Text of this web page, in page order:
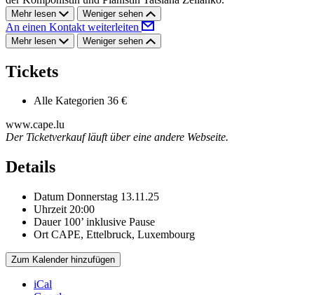
Mehr lesen Weniger sehen
An einen Kontakt weiterleiten
Mehr lesen Weniger sehen
Tickets
Alle Kategorien 36 €
www.cape.lu
Der Ticketverkauf läuft über eine andere Webseite.
Details
Datum Donnerstag 13.11.25
Uhrzeit 20:00
Dauer 100’ inklusive Pause
Ort CAPE, Ettelbruck, Luxembourg
Zum Kalender hinzufügen
iCal